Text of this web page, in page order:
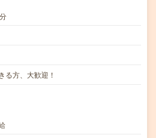
る方、大歓迎！